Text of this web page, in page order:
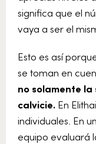
significa que el
vaya a ser el
Esto es así
se toman en
no solamente
calvicie. En
individuales. En
equipo evaluará